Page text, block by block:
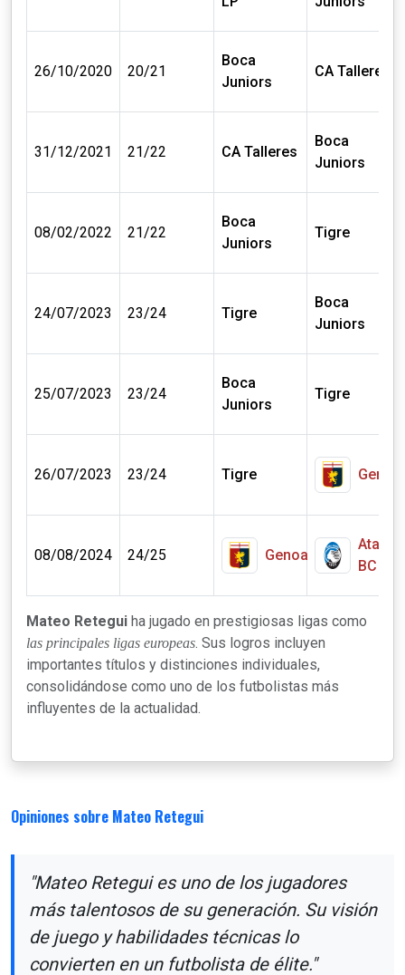
26/10/2020 20/21
Boca
Juniors
CA Talleres
31/12/2021 21/22 CA Talleres
Boca
Juniors
08/02/2022 21/22
Boca
Juniors
Tigre
24/07/2023 23/24 Tigre
Boca
Juniors
25/07/2023 23/24
Boca
Juniors
Tigre
26/07/2023 23/24 Tigre Genoa
08/08/2024 24/25 Genoa
BC
Mateo Retegui ha jugado en prestigiosas ligas como
las principales ligas europeas. Sus logros incluyen
importantes títulos y distinciones individuales,
consolidándose como uno de los futbolistas más
influyentes de la actualidad.
Opiniones sobre Mateo Retegui
"Mateo Retegui es uno de los jugadores
más talentosos de su generación. Su visión
de juego y habilidades técnicas lo
convierten en un futbolista de élite."